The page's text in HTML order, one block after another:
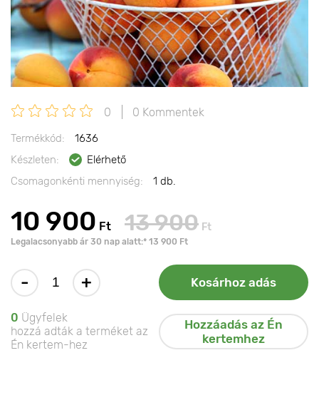
0 0 Kommentek
Termékkód:
1636
Készleten:
Elérhető
Csomagonkénti mennyiség:
1 db.
10 900 Ft 13 900 Ft
Legalacsonyabb ár 30 nap alatt:* 13 900 Ft
- + Kosárhoz adás
0 Ügyfelek
hozzá adták a terméket az
Én kertem-hez
Hozzáadás az Én
kertemhez